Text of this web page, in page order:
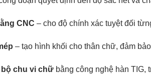
CNC – cho độ chính xác tuyệt đối
– tạo hình khối cho thân chữ, đảm
bộ chu vi chữbằng công nghệ hàn TIG,